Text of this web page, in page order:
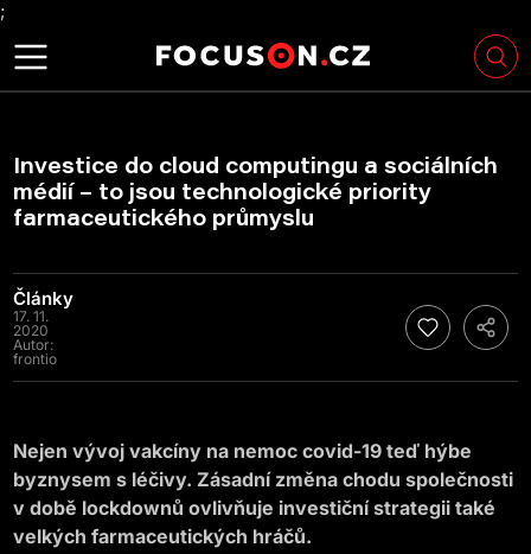
;
Investice do cloud computingu a sociálních
médií – to jsou technologické priority
farmaceutického průmyslu
Články
17. 11.
2020
Autor:
frontio
Nejen vývoj vakcíny na nemoc covid-19 teď hýbe
byznysem s léčivy. Zásadní změna chodu společnosti
v době lockdownů ovlivňuje investiční strategii také
velkých farmaceutických hráčů.